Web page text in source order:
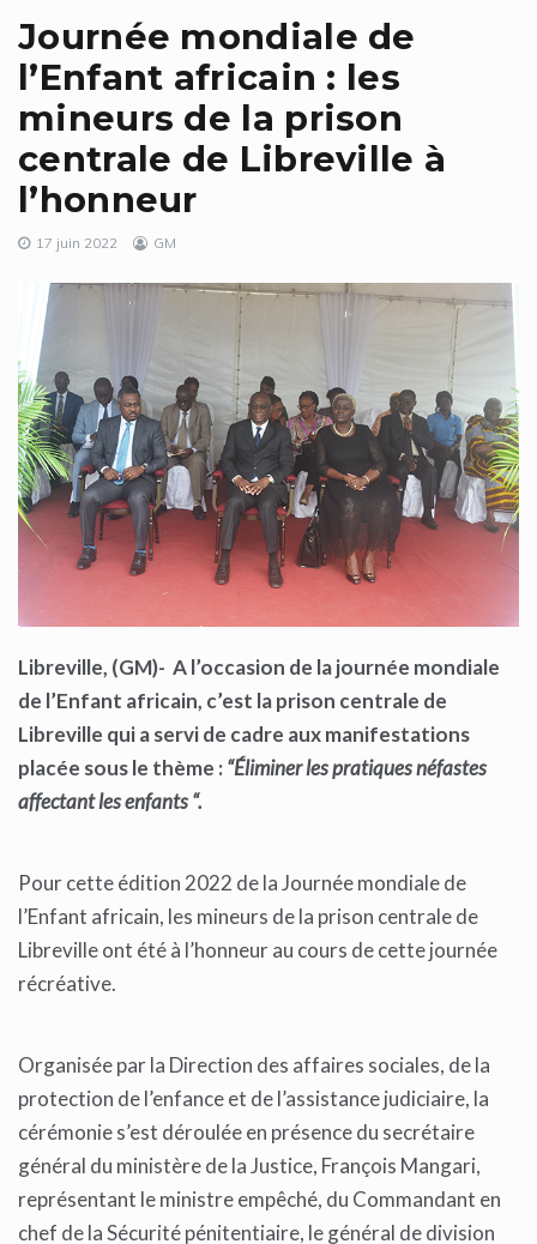
Journée mondiale de
l’Enfant africain : les
mineurs de la prison
centrale de Libreville à
l’honneur
17 juin 2022 GM
Libreville, (GM)- A l’occasion de la journée mondiale
de l’Enfant africain, c’est la prison centrale de
Libreville qui a servi de cadre aux manifestations
placée sous le thème : “Éliminer les pratiques néfastes
affectant les enfants “.
Pour cette édition 2022 de la Journée mondiale de
l’Enfant africain, les mineurs de la prison centrale de
Libreville ont été à l’honneur au cours de cette journée
récréative.
Organisée par la Direction des affaires sociales, de la
protection de l’enfance et de l’assistance judiciaire, la
cérémonie s’est déroulée en présence du secrétaire
général du ministère de la Justice, François Mangari,
représentant le ministre empêché, du Commandant en
chef de la Sécurité pénitentiaire, le général de division